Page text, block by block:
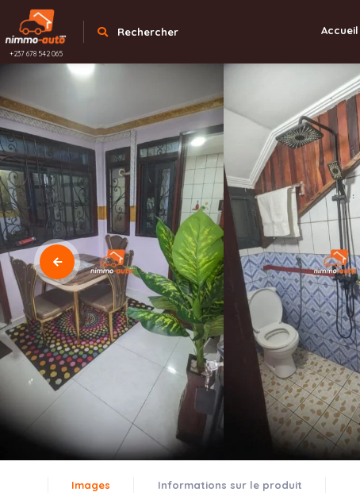
+237 678 542 065
Rechercher Accueil
Images Informations sur le produit